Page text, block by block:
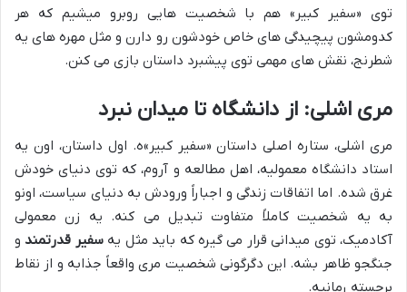
توی «سفیر کبیر» هم با شخصیت هایی روبرو میشیم که هر
کدومشون پیچیدگی های خاص خودشون رو دارن و مثل مهره های یه
شطرنج، نقش های مهمی توی پیشبرد داستان بازی می کنن.
مری اشلی: از دانشگاه تا میدان نبرد
مری اشلی، ستاره اصلی داستان «سفیر کبیر»ه. اول داستان، اون یه
استاد دانشگاه معمولیه، اهل مطالعه و آروم، که توی دنیای خودش
غرق شده. اما اتفاقات زندگی و اجباراً ورودش به دنیای سیاست، اونو
به یه شخصیت کاملاً متفاوت تبدیل می کنه. یه زن معمولی
آکادمیک، توی میدانی قرار می گیره که باید مثل یهسفیر قدرتمندو
جنگجو ظاهر بشه. این دگرگونی شخصیت مری واقعاً جذابه و از نقاط
برجسته رمانیه.